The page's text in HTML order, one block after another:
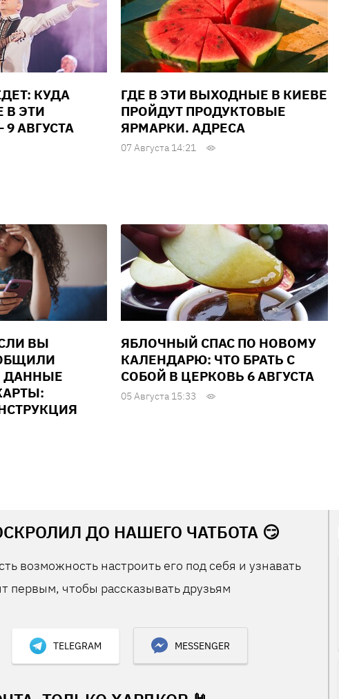
КУДА
В ЭТИ
АВГУСТА
ГДЕ В ЭТИ ВЫХОДНЫЕ В КИЕВЕ
ПРОЙДУТ ПРОДУКТОВЫЕ
ЯРМАРКИ. АДРЕСА
07 Августа 14:21
ВЫ
ЯБЛОЧНЫЙ СПАС ПО НОВОМУ
КАЛЕНДАРЮ: ЧТО БРАТЬ С
СОБОЙ В ЦЕРКОВЬ 6 АВГУСТА
05 Августа 15:33
ДО НАШЕГО ЧАТБОТА 😏
возможность настроить его под себя и узнавать
первым, чтобы рассказывать друзьям
TELEGRAM MESSENGER